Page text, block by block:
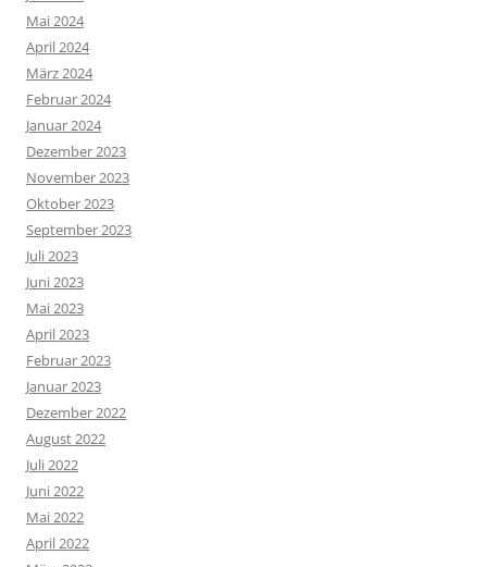
Mai 2024
April 2024
März 2024
Februar 2024
Januar 2024
Dezember 2023
November 2023
Oktober 2023
September 2023
Juli 2023
Juni 2023
Mai 2023
April 2023
Februar 2023
Januar 2023
Dezember 2022
August 2022
Juli 2022
Juni 2022
Mai 2022
April 2022